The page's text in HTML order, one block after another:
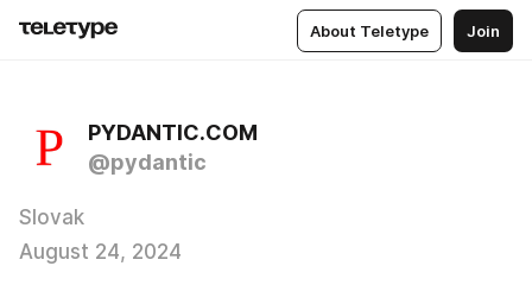
About Teletype Join
PYDANTIC.COM
@pydantic
Slovak
August 24, 2024